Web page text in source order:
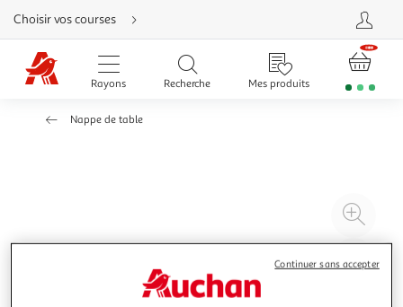
Aller
directement
au
contenu
Aller
directement
Aller
d'aide
Choisir vos courses
Rayons Recherche Mes produits
Nappe de table
à
Continuer sans accepter